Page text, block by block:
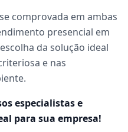
comprovada em ambas
presencial em
da solução ideal
e nas
especialistas e
para sua empresa!